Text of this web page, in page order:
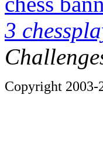
3
Copyright